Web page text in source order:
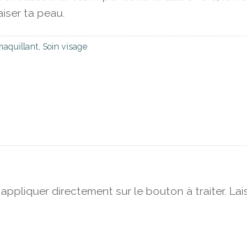
ta peau.
, Soin visage
directement sur le bouton à traiter.